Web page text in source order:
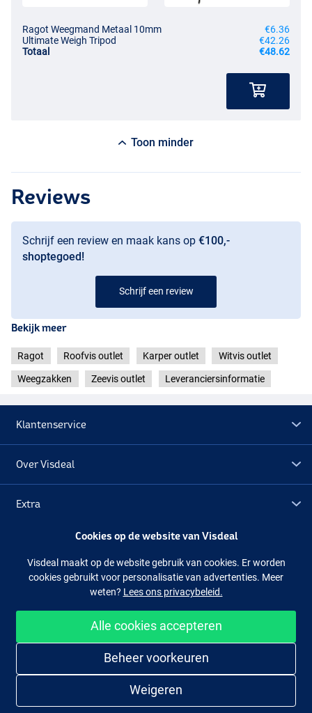
Ragot Weegmand Metaal 10mm
€6.36
Ultimate Weigh Tripod
€42.26
Totaal
€48.62
Toon minder
Reviews
Schrijf een review en maak kans op €100,-
shoptegoed!
Schrijf een review
Bekijk meer
Ragot Roofvis outlet Karper outlet Witvis outlet
Weegzakken Zeevis outlet Leveranciersinformatie
Klantenservice
Over Visdeal
Extra
Facebook Instagram
Makkelijk en veilig shoppen
Cookies op de website van Visdeal
Visdeal maakt op de website gebruik van cookies. Er worden
cookies gebruikt voor personalisatie van advertenties. Meer
weten? Lees ons privacybeleid.
Alle cookies accepteren
Beheer voorkeuren
Weigeren